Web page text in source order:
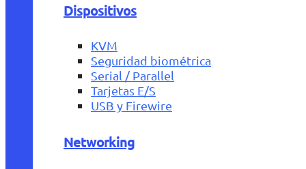
Dispositivos
KVM
Seguridad biométrica
Serial / Parallel
Tarjetas E/S
USB y Firewire
Networking